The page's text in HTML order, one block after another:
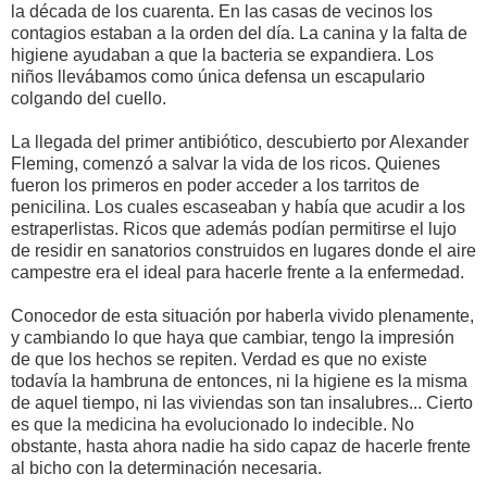
la década de los cuarenta. En las casas de vecinos los
contagios estaban a la orden del día. La canina y la falta de
higiene ayudaban a que la bacteria se expandiera. Los
niños llevábamos como única defensa un escapulario
colgando del cuello.
La llegada del primer antibiótico, descubierto por Alexander
Fleming, comenzó a salvar la vida de los ricos. Quienes
fueron los primeros en poder acceder a los tarritos de
penicilina. Los cuales escaseaban y había que acudir a los
estraperlistas. Ricos que además podían permitirse el lujo
de residir en sanatorios construidos en lugares donde el aire
campestre era el ideal para hacerle frente a la enfermedad.
Conocedor de esta situación por haberla vivido plenamente,
y cambiando lo que haya que cambiar, tengo la impresión
de que los hechos se repiten. Verdad es que no existe
todavía la hambruna de entonces, ni la higiene es la misma
de aquel tiempo, ni las viviendas son tan insalubres... Cierto
es que la medicina ha evolucionado lo indecible. No
obstante, hasta ahora nadie ha sido capaz de hacerle frente
al bicho con la determinación necesaria.